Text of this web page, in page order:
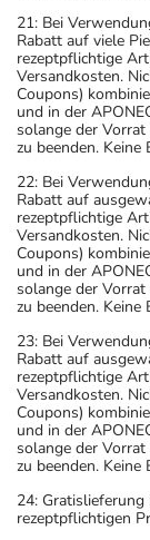
21: Bei
Rabatt auf viele
rezeptpflichtige
Versandkosten.
Coupons)
und in der
solange der
zu beenden. Keine
22: Bei
Rabatt auf
rezeptpflichtige
Versandkosten.
Coupons)
und in der
solange der
zu beenden. Keine
23: Bei
Rabatt auf
rezeptpflichtige
Versandkosten.
Coupons)
und in der
solange der
zu beenden. Keine
24:
rezeptpflichtigen